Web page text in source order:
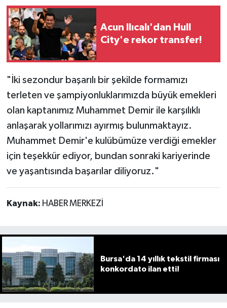
Acun Ilıcalı'dan Hull
City'e rekor transfer!
"İki sezondur başarılı bir şekilde formamızı
terleten ve şampiyonluklarımızda büyük emekleri
olan kaptanımız Muhammet Demir ile karşılıklı
anlaşarak yollarımızı ayırmış bulunmaktayız.
Muhammet Demir'e kulübümüze verdiği emekler
için teşekkür ediyor, bundan sonraki kariyerinde
ve yaşantısında başarılar diliyoruz."
Kaynak: HABER MERKEZİ
Bursa'da 14 yıllık tekstil firması
konkordato ilan etti!